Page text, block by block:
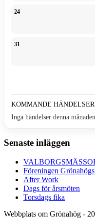
24
31
KOMMANDE
Inga händelser denna månaden.
Senaste inläggen
Föreningen
After Work
Dags för årsmöten
Torsdags fika
Webbplats om Grönahög -